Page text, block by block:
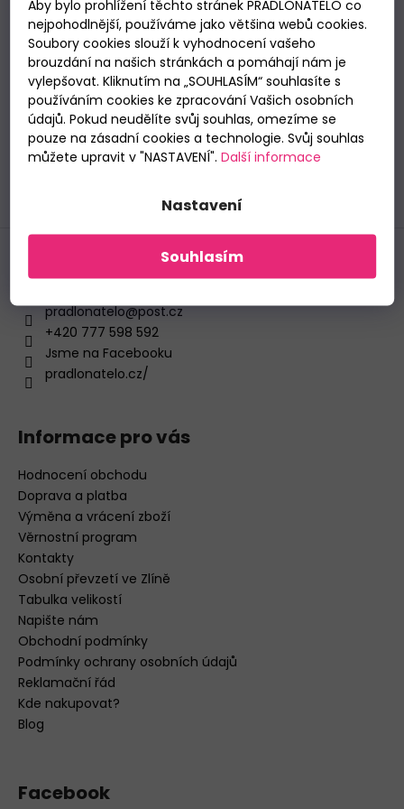
Aby bylo prohlížení těchto stránek PRADLONATELO co
nejpohodlnější, používáme jako většina webů cookies.
Soubory cookies slouží k vyhodnocení vašeho
brouzdání na našich stránkách a pomáhají nám je
vylepšovat. Kliknutím na „SOUHLASÍM“ souhlasíte s
používáním cookies ke zpracování Vašich osobních
údajů. Pokud neudělíte svůj souhlas, omezíme se
pouze na zásadní cookies a technologie. Svůj souhlas
můžete upravit v "NASTAVENÍ". Další informace
Nastavení
Souhlasím
BAVLNĚNÉ
KALHOTKY
LOVELYGIRL
1656
145
Kč
Nezmeškejte žádné novinky či slevy!
E-mail
Vložením e-mailu souhlasíte sezpracováním
osobních údajů.
PŘIHLÁSIT SE
Kontakt
pradlonatelo@post.cz
+420 777 598 592
Jsme na Facebooku
pradlonatelo.cz/
Informace pro vás
Hodnocení obchodu
Doprava a platba
Výměna a vrácení zboží
Věrnostní program
Kontakty
Osobní převzetí ve Zlíně
Tabulka velikostí
Napište nám
Obchodní podmínky
Podmínky ochrany osobních údajů
Reklamační řád
Kde nakupovat?
Blog
Facebook